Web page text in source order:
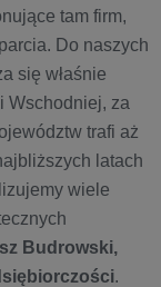
tam firm,
Do naszych
się właśnie
Wschodniej, za
trafi aż
latach
wiele
Budrowski,
.